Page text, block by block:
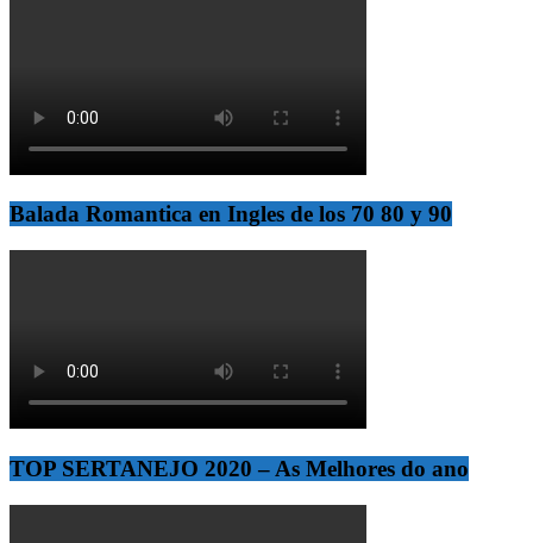
Balada Romantica en Ingles de los 70 80 y 90
TOP SERTANEJO 2020 – As Melhores do ano